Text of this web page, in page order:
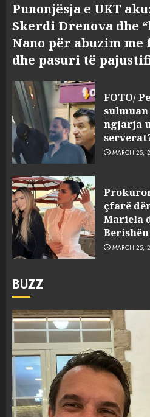
Punonjësja e UKT
Skerdi Drenova dhe
Nano për abuzim
dhe pasuri të
FOTO/
sulmuan
ngjarja
MARCH 25,
çfarë
Mariela
Berishën
MARCH 25,
BUZZ